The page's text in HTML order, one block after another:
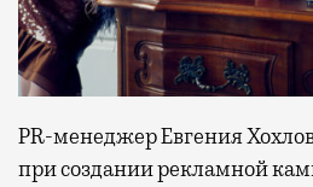
PR-менеджер Евгения
при создании рекламной